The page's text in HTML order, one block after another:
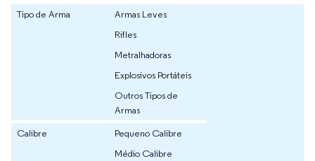
Tipo de Arma
Armas Leves
Rifles
Metralhadoras
Explosivos Portáteis
Outros Tipos de
Armas
Calibre
Pequeno Calibre
Médio Calibre